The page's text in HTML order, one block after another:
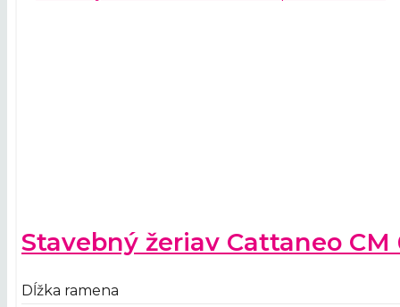
Stavebný žeriav Cattaneo CM
Dĺžka ramena